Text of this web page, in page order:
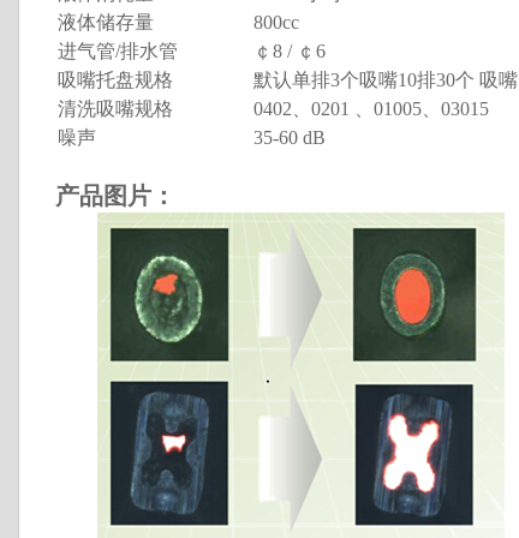
液体储存量
800cc
进气管/排水管
￠8 / ￠6
吸嘴托盘规格
默认单排3个吸嘴10排30个 吸嘴
清洗吸嘴规格
0402、0201 、01005、03015
噪声
35-60 dB
产品图片 ：